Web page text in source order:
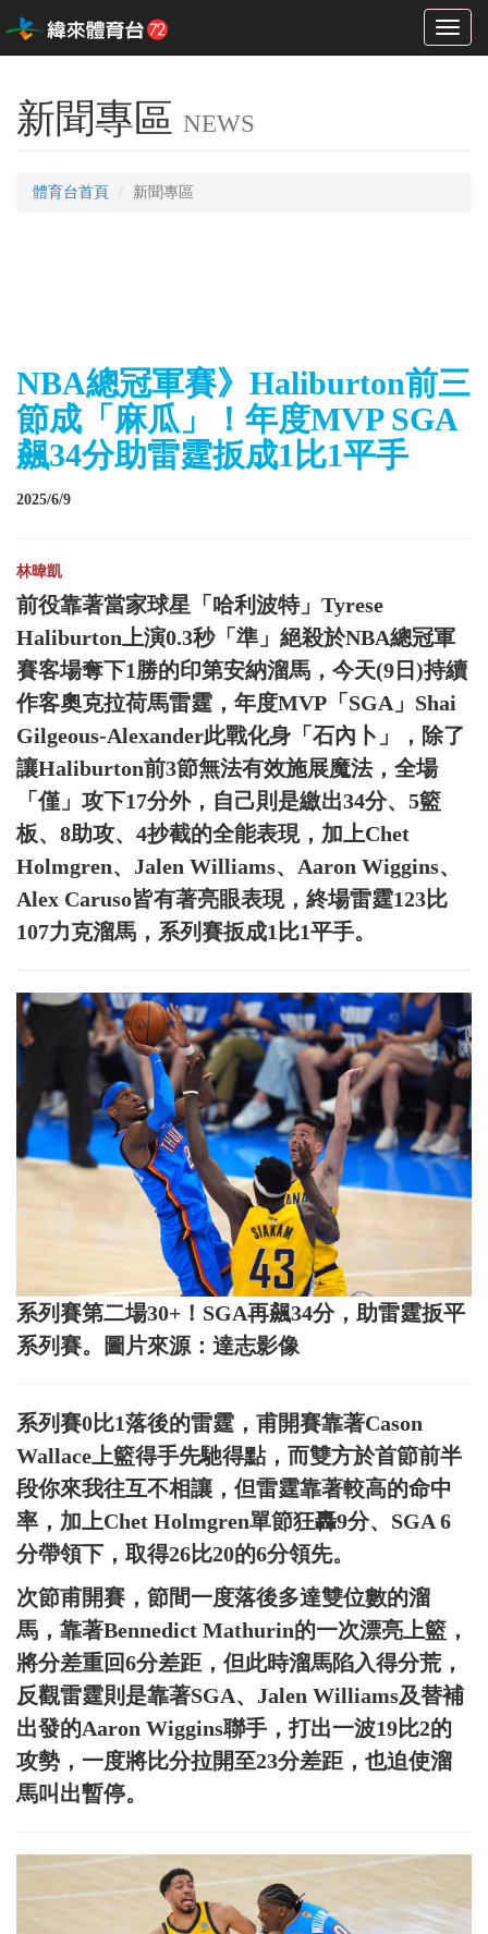
Toggle
新聞專區 NEWS
體育台首頁 新聞專區
NBA總冠軍賽》Haliburton前三
節成「麻瓜」！年度MVP SGA
飆34分助雷霆扳成1比1平手
2025/6/9
林暐凱
前役靠著當家球星「哈利波特」Tyrese
Haliburton上演0.3秒「準」絕殺於NBA總冠軍
賽客場奪下1勝的印第安納溜馬，今天(9日)持續
作客奧克拉荷馬雷霆，年度MVP「SGA」Shai
Gilgeous-Alexander此戰化身「石內卜」，除了
讓Haliburton前3節無法有效施展魔法，全場
「僅」攻下17分外，自己則是繳出34分、5籃
板、8助攻、4抄截的全能表現，加上Chet
Holmgren、Jalen Williams、Aaron Wiggins、
Alex Caruso皆有著亮眼表現，終場雷霆123比
107力克溜馬，系列賽扳成1比1平手。
系列賽第二場30+！SGA再飆34分，助雷霆扳平
系列賽。圖片來源：達志影像
系列賽0比1落後的雷霆，甫開賽靠著Cason
Wallace上籃得手先馳得點，而雙方於首節前半
段你來我往互不相讓，但雷霆靠著較高的命中
率，加上Chet Holmgren單節狂轟9分、SGA 6
分帶領下，取得26比20的6分領先。
次節甫開賽，節間一度落後多達雙位數的溜
馬，靠著Bennedict Mathurin的一次漂亮上籃，
將分差重回6分差距，但此時溜馬陷入得分荒，
反觀雷霆則是靠著SGA、Jalen Williams及替補
出發的Aaron Wiggins聯手，打出一波19比2的
攻勢，一度將比分拉開至23分差距，也迫使溜
馬叫出暫停。